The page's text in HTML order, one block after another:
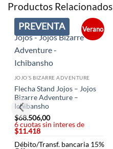
Productos Relacionados
PREVENTA Verano
JOJO’S BIZARRE ADVENTURE
Flecha Stand Jojos – Jojos
Bizarre Adventure –
Ichibansho
$68.506,00
6 cuotas sin interes de
$11.418
Débito/Transf. bancaria 15%